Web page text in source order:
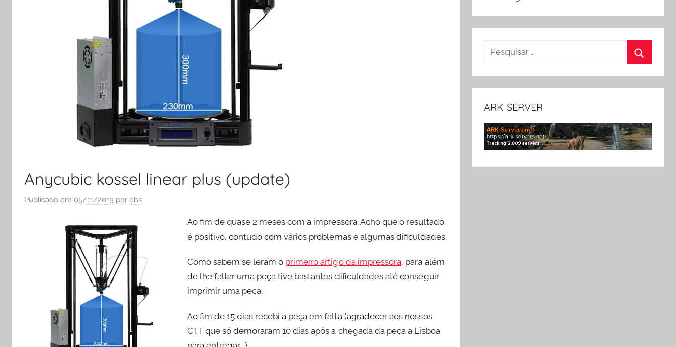
Anycubic kossel linear plus (update)
Publicado em 05/11/2019 por dhs
Ao fim de quase 2 meses com a impressora. Acho que o resultado
é positivo, contudo com vários problemas e algumas dificuldades.
Como sabem se leram o primeiro artigo da impressora, para além
de lhe faltar uma peça tive bastantes dificuldades até conseguir
imprimir uma peça.
Ao fim de 15 dias recebi a peça em falta (agradecer aos nossos
CTT que só demoraram 10 dias após a chegada da peça a Lisboa
Pesquisar
ARK SERVER